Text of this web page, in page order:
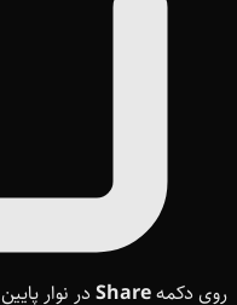
روی دکمهShare در نوار پایین Safari ضربه بزنید